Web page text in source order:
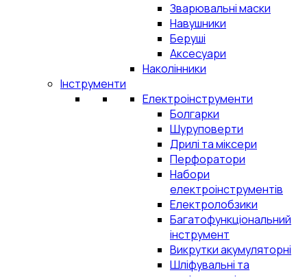
Зварювальні маски
Навушники
Беруші
Аксесуари
Наколінники
Інструменти
Електроінструменти
Болгарки
Шуруповерти
Дрилі та міксери
Перфоратори
Набори
електроінструментів
Електролобзики
Багатофункціональний
інструмент
Викрутки акумуляторні
Шліфувальні та